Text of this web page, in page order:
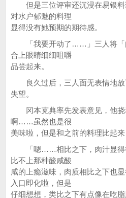
但是三位评审还沉浸在易银料
对水户郁魅的料理
显得没有她预期的期待感。
「我要开动了……」三人将「
合上眼睛细细咀嚼
品尝起来。
良久过后，三人面无表情地放
失望。
冈本克典率先发表意见，他挠
啊……虽然也是很
美味啦，但是和之前的料理比起
「嗯……相比之下，肉汁显得
比不上那种酸咸酸
咸的上瘾滋味，肉质相比之下也
入口即化啦，但是
仔细想想，类比之下有点像在吃